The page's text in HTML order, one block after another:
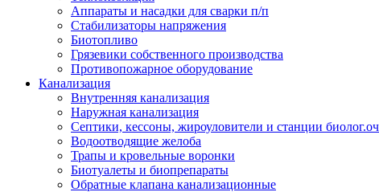
Аппараты и насадки для сварки п/п
Стабилизаторы напряжения
Биотопливо
Грязевики собственного производства
Противопожарное оборудование
Канализация
Внутренняя канализация
Наружная канализация
Септики, кессоны, жироуловители и станции
Водоотводящие желоба
Трапы и кровельные воронки
Биотуалеты и биопрепараты
Обратные клапана канализационные